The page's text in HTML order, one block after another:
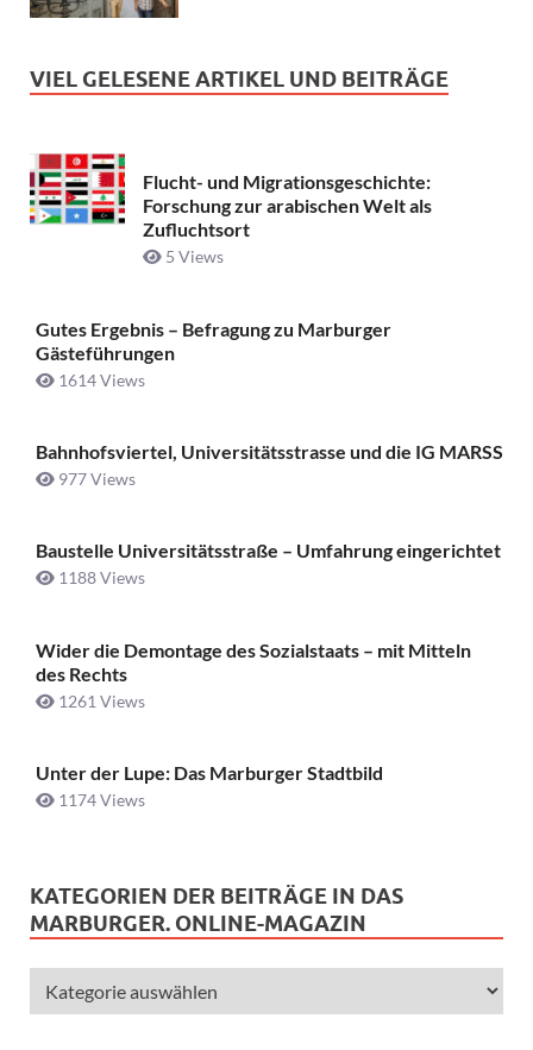
VIEL GELESENE ARTIKEL UND BEITRÄGE
Flucht- und Migrationsgeschichte:
Forschung zur arabischen Welt als
Zufluchtsort
5 Views
Gutes Ergebnis – Befragung zu Marburger
Gästeführungen
1614 Views
Bahnhofsviertel, Universitätsstrasse und die IG MARSS
977 Views
Baustelle Universitätsstraße ­– Umfahrung eingerichtet
1188 Views
Wider die Demontage des Sozialstaats – mit Mitteln
des Rechts
1261 Views
Unter der Lupe: Das Marburger Stadtbild
1174 Views
KATEGORIEN DER BEITRÄGE IN DAS
MARBURGER. ONLINE-MAGAZIN